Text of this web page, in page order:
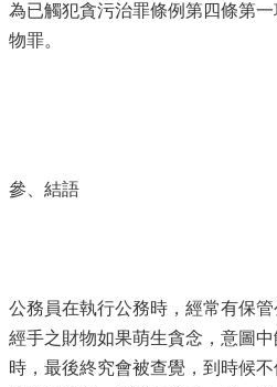
為已觸犯貪污治罪條例第四條第
物罪。
參、結語
公務員在執行公務時，經常有保
經手之財物如果萌生貪念，意圖
時，最後終究會被查覺，到時候